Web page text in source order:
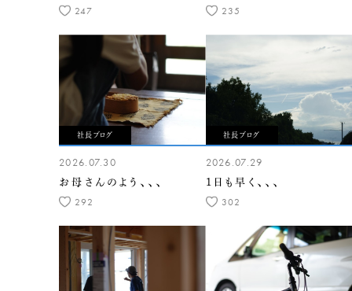
247 235
社長ブログ
2026.07.30
お母さんのよう、、、
292
社長ブログ
2026.07.29
1日も早く、、、
302